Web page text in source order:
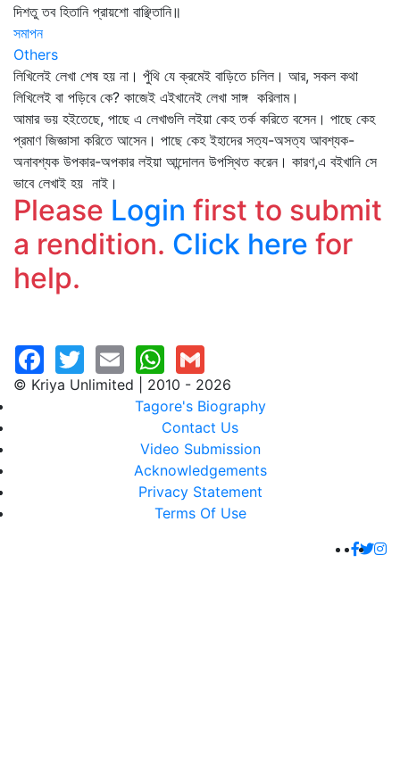
দিশতু তব হিতানি প্রায়শো বাঞ্ছিতানি॥
সমাপন
Others
লিখিলেই লেখা শেষ হয় না। পুঁথি যে ক্রমেই বাড়িতে চলিল। আর, সকল কথা
লিখিলেই বা পড়িবে কে? কাজেই এইখানেই লেখা সাঙ্গ করিলাম।
আমার ভয় হইতেছে, পাছে এ লেখাগুলি লইয়া কেহ তর্ক করিতে বসেন। পাছে কেহ
প্রমাণ জিজ্ঞাসা করিতে আসেন। পাছে কেহ ইহাদের সত্য-অসত্য আবশ্যক-
অনাবশ্যক উপকার-অপকার লইয়া আন্দোলন উপস্থিত করেন। কারণ,এ বইখানি সে
ভাবে লেখাই হয় নাই।
Please Login first to submit
a rendition. Click here for
help.
© Kriya Unlimited | 2010 - 2026
Tagore's Biography
Contact Us
Video Submission
Acknowledgements
Privacy Statement
Terms Of Use